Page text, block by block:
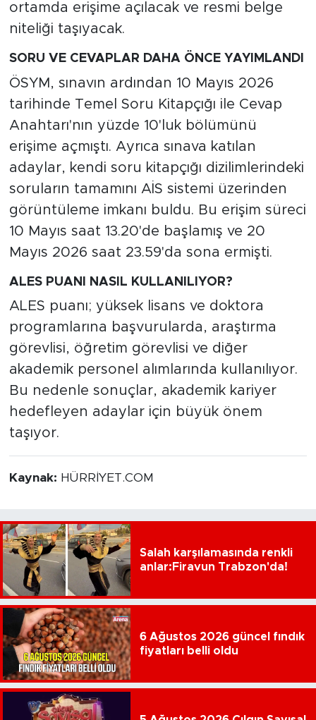
ortamda erişime açılacak ve resmi belge
niteliği taşıyacak.
SORU VE CEVAPLAR DAHA ÖNCE YAYIMLANDI
ÖSYM, sınavın ardından 10 Mayıs 2026
tarihinde Temel Soru Kitapçığı ile Cevap
Anahtarı'nın yüzde 10'luk bölümünü
erişime açmıştı. Ayrıca sınava katılan
adaylar, kendi soru kitapçığı dizilimlerindeki
soruların tamamını AİS sistemi üzerinden
görüntüleme imkanı buldu. Bu erişim süreci
10 Mayıs saat 13.20'de başlamış ve 20
Mayıs 2026 saat 23.59'da sona ermişti.
ALES PUANI NASIL KULLANILIYOR?
ALES puanı; yüksek lisans ve doktora
programlarına başvurularda, araştırma
görevlisi, öğretim görevlisi ve diğer
akademik personel alımlarında kullanılıyor.
Bu nedenle sonuçlar, akademik kariyer
hedefleyen adaylar için büyük önem
taşıyor.
Kaynak: HÜRRİYET.COM
Salah karşılamasında renkli
anlar:Firavun Trabzon'da!
6 Ağustos 2026 güncel fındık
fiyatları belli oldu